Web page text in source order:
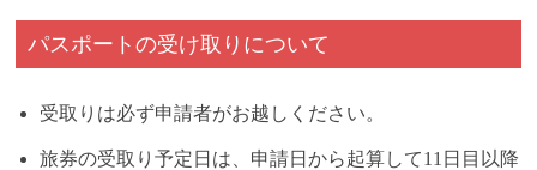
パスポートの受け取りについて
受取りは必ず申請者がお越しください。
旅券の受取り予定日は、申請日から起算して11日目以降